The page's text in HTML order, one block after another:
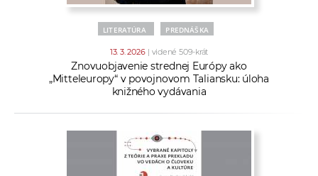
LITERATÚRA PREDNÁŠKA
13. 3. 2026 | videné 509-krát
Znovuobjavenie strednej Európy ako
„Mitteleuropy“ v povojnovom Taliansku: úloha
knižného vydávania